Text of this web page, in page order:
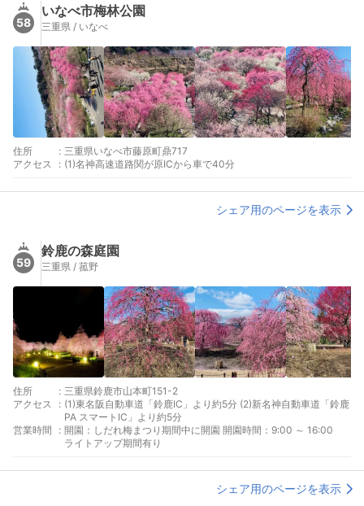
58
いなべ市梅林公園
三重県 / いなべ
住所 : 三重県いなべ市藤原町鼎717
アクセス
: (1)名神高速道路関が原ICから車で40分
シェア用のページを表示
59
鈴鹿の森庭園
三重県 / 菰野
住所 : 三重県鈴鹿市山本町151-2
アクセス
: (1)東名阪自動車道「鈴鹿IC」より約5分 (2)新名神自動車道「鈴鹿
PA スマートIC」より約5分
営業時間
: 開園：しだれ梅まつり期間中に開園 開園時間：9:00 ～ 16:00
ライトアップ期間有り
シェア用のページを表示